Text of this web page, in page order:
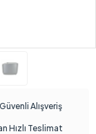
Alışveriş
Hızlı Teslimat